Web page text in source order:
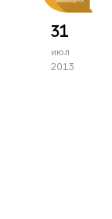
31
июл
2013